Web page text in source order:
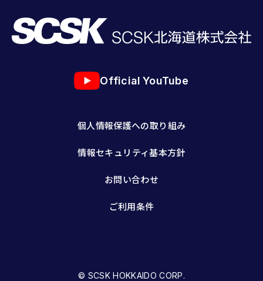
Official YouTube
個人情報保護への取り組み
情報セキュリティ基本方針
お問い合わせ
ご利用条件
© SCSK HOKKAIDO CORP.